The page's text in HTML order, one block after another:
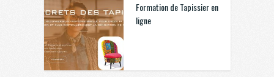
Formation de Tapissier en
ligne